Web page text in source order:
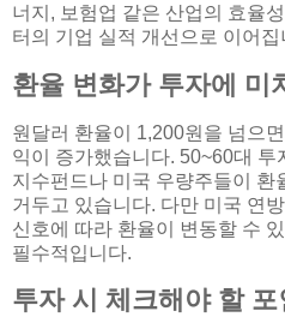
너지, 보험업 같은 산업의 효율
터의 기업 실적 개선으로 이어집
환율 변화가 투자에 미
원달러 환율이 1,200원을 넘으
익이 증가했습니다. 50~60대
지수펀드나 미국 우량주들이 환
거두고 있습니다. 다만 미국 연
신호에 따라 환율이 변동할 수
필수적입니다.
투자 시 체크해야 할 포